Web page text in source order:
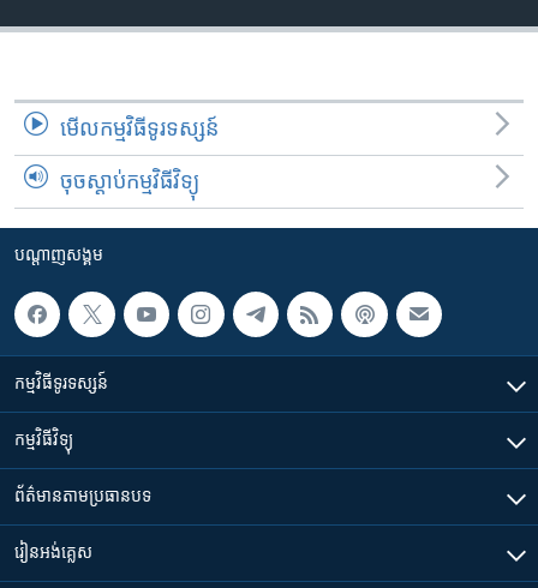
មើល​កម្មវិធី​ទូរទស្សន៍
ចុចស្តាប់កម្មវិធីវិទ្យុ
បណ្តាញ​សង្គម
កម្មវិធី​ទូរទស្សន៍
កម្មវិធី​វិទ្យុ
ព័ត៌មាន​តាមប្រធានបទ​
រៀន​​អង់គ្លេស